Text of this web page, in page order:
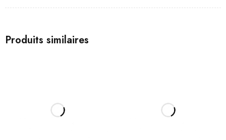
Produits similaires